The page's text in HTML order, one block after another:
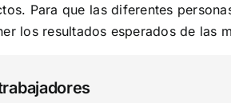
Para que las diferentes
los resultados esperados de las